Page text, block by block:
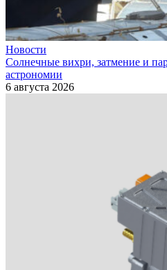
Новости
Солнечные вихри, затмение и
астрономии
6 августа 2026